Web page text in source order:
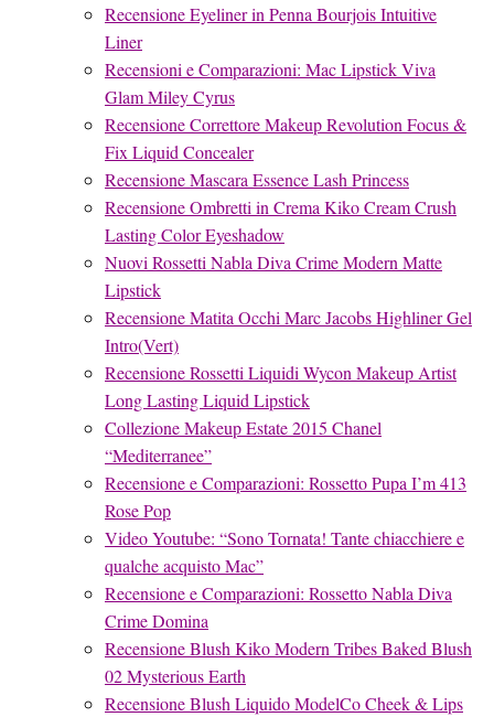
Recensione Eyeliner in Penna Bourjois Intuitive
Liner
Recensioni e Comparazioni: Mac Lipstick Viva
Glam Miley Cyrus
Recensione Correttore Makeup Revolution Focus &
Fix Liquid Concealer
Recensione Mascara Essence Lash Princess
Recensione Ombretti in Crema Kiko Cream Crush
Lasting Color Eyeshadow
Nuovi Rossetti Nabla Diva Crime Modern Matte
Lipstick
Recensione Matita Occhi Marc Jacobs Highliner Gel
Intro(Vert)
Recensione Rossetti Liquidi Wycon Makeup Artist
Long Lasting Liquid Lipstick
Collezione Makeup Estate 2015 Chanel
“Mediterranee”
Recensione e Comparazioni: Rossetto Pupa I’m 413
Rose Pop
Video Youtube: “Sono Tornata! Tante chiacchiere e
qualche acquisto Mac”
Recensione e Comparazioni: Rossetto Nabla Diva
Crime Domina
Recensione Blush Kiko Modern Tribes Baked Blush
02 Mysterious Earth
Recensione Blush Liquido ModelCo Cheek & Lips